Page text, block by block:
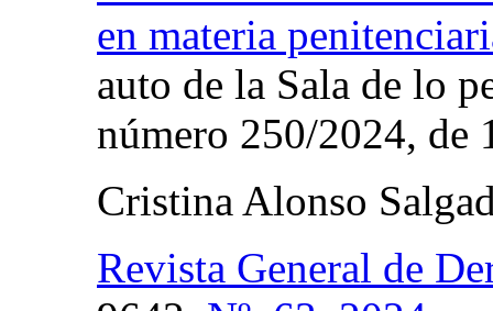
en materia
auto de la Sala de lo
número 250/2024, de
Cristina Alonso
Revista General de